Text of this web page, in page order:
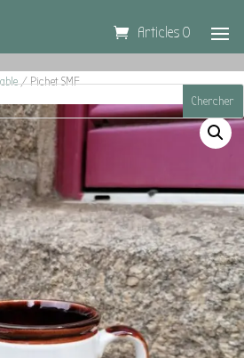
Articles 0
/ Pichet SMF